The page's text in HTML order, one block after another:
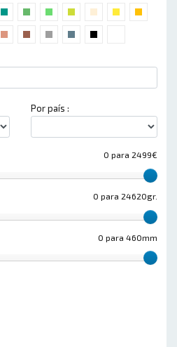
Por país :
0 para 2499€
0 para 24620gr.
0 para 460mm